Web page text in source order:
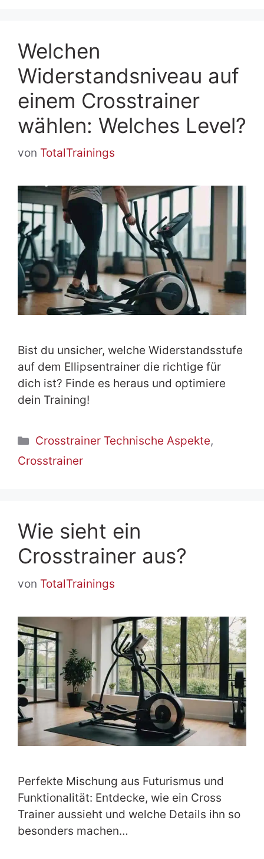
Welchen
Widerstandsniveau auf
einem Crosstrainer
wählen: Welches Level?
von TotalTrainings
Bist du unsicher, welche Widerstandsstufe
auf dem Ellipsentrainer die richtige für
dich ist? Finde es heraus und optimiere
dein Training!
Kategorien
Crosstrainer Technische Aspekte,
Crosstrainer
Wie sieht ein
Crosstrainer aus?
von TotalTrainings
Perfekte Mischung aus Futurismus und
Funktionalität: Entdecke, wie ein Cross
Trainer aussieht und welche Details ihn so
besonders machen…